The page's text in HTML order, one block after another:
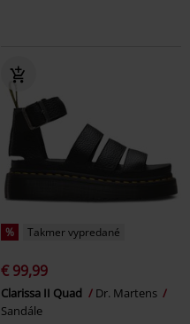
% Takmer vypredané
€ 99,99
Clarissa II Quad
Dr. Martens
Sandále